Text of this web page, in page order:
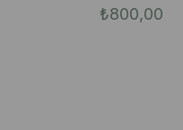
₺800,00